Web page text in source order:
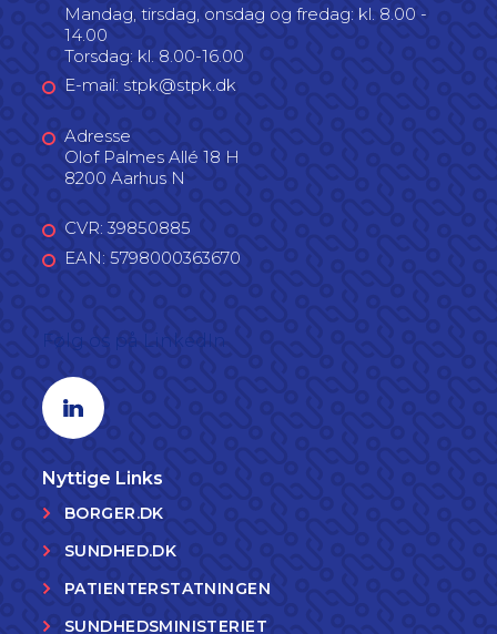
Mandag, tirsdag, onsdag og fredag: kl. 8.00 -
14.00
Torsdag: kl. 8.00-16.00
E-mail: stpk@stpk.dk
Adresse
Olof Palmes Allé 18 H
8200 Aarhus N
CVR: 39850885
EAN: 5798000363670
Linkedin profil
Nyttige Links
BORGER.DK
SUNDHED.DK
PATIENTERSTATNINGEN
SUNDHEDSMINISTERIET